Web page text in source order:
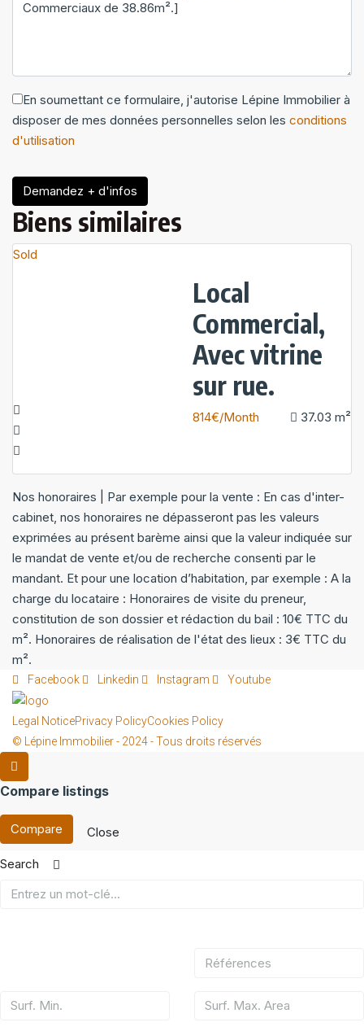
En soumettant ce formulaire, j'autorise Lépine Immobilier à
disposer de mes données personnelles selon les conditions
d'utilisation
Demandez + d'infos
Biens similaires
Sold
Local
Commercial,
Avec vitrine
sur rue.
814€/Month 37.03 m²
Nos honoraires | Par exemple pour la vente : En cas d'inter-
cabinet, nos honoraires ne dépasseront pas les valeurs
exprimées au présent barème ainsi que la valeur indiquée sur
le mandat de vente et/ou de recherche consenti par le
mandant. Et pour une location d’habitation, par exemple : A la
charge du locataire : Honoraires de visite du preneur,
constitution de son dossier et rédaction du bail : 10€ TTC du
m². Honoraires de réalisation de l'état des lieux : 3€ TTC du
m².
Facebook Linkedin Instagram Youtube
Legal NoticePrivacy PolicyCookies Policy
© Lépine Immobilier - 2024 - Tous droits réservés
Compare listings
Compare Close
Search